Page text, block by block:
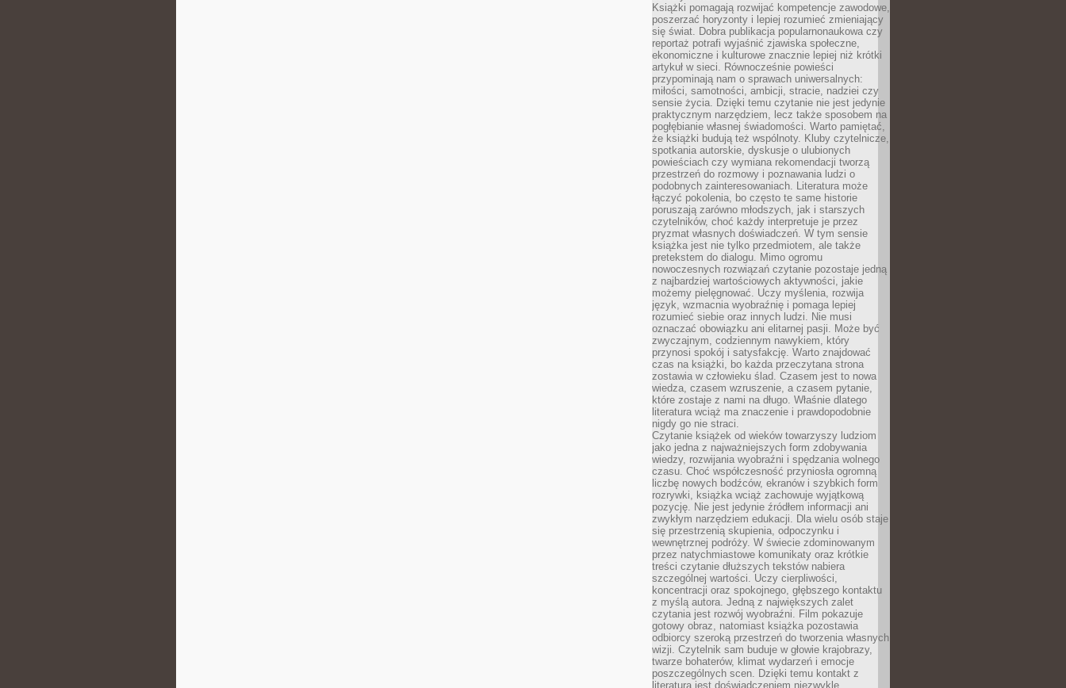
Książki pomagają rozwijać kompetencje zawodowe,
poszerzać horyzonty i lepiej rozumieć zmieniający
się świat. Dobra publikacja popularnonaukowa czy
reportaż potrafi wyjaśnić zjawiska społeczne,
ekonomiczne i kulturowe znacznie lepiej niż krótki
artykuł w sieci. Równocześnie powieści
przypominają nam o sprawach uniwersalnych:
miłości, samotności, ambicji, stracie, nadziei czy
sensie życia. Dzięki temu czytanie nie jest jedynie
praktycznym narzędziem, lecz także sposobem na
pogłębianie własnej świadomości. Warto pamiętać,
że książki budują też wspólnoty. Kluby czytelnicze,
spotkania autorskie, dyskusje o ulubionych
powieściach czy wymiana rekomendacji tworzą
przestrzeń do rozmowy i poznawania ludzi o
podobnych zainteresowaniach. Literatura może
łączyć pokolenia, bo często te same historie
poruszają zarówno młodszych, jak i starszych
czytelników, choć każdy interpretuje je przez
pryzmat własnych doświadczeń. W tym sensie
książka jest nie tylko przedmiotem, ale także
pretekstem do dialogu. Mimo ogromu
nowoczesnych rozwiązań czytanie pozostaje jedną
z najbardziej wartościowych aktywności, jakie
możemy pielęgnować. Uczy myślenia, rozwija
język, wzmacnia wyobraźnię i pomaga lepiej
rozumieć siebie oraz innych ludzi. Nie musi
oznaczać obowiązku ani elitarnej pasji. Może być
zwyczajnym, codziennym nawykiem, który
przynosi spokój i satysfakcję. Warto znajdować
czas na książki, bo każda przeczytana strona
zostawia w człowieku ślad. Czasem jest to nowa
wiedza, czasem wzruszenie, a czasem pytanie,
które zostaje z nami na długo. Właśnie dlatego
literatura wciąż ma znaczenie i prawdopodobnie
nigdy go nie straci.
Czytanie książek od wieków towarzyszy ludziom
jako jedna z najważniejszych form zdobywania
wiedzy, rozwijania wyobraźni i spędzania wolnego
czasu. Choć współczesność przyniosła ogromną
liczbę nowych bodźców, ekranów i szybkich form
rozrywki, książka wciąż zachowuje wyjątkową
pozycję. Nie jest jedynie źródłem informacji ani
zwykłym narzędziem edukacji. Dla wielu osób staje
się przestrzenią skupienia, odpoczynku i
wewnętrznej podróży. W świecie zdominowanym
przez natychmiastowe komunikaty oraz krótkie
treści czytanie dłuższych tekstów nabiera
szczególnej wartości. Uczy cierpliwości,
koncentracji oraz spokojnego, głębszego kontaktu
z myślą autora. Jedną z największych zalet
czytania jest rozwój wyobraźni. Film pokazuje
gotowy obraz, natomiast książka pozostawia
odbiorcy szeroką przestrzeń do tworzenia własnych
wizji. Czytelnik sam buduje w głowie krajobrazy,
twarze bohaterów, klimat wydarzeń i emocje
poszczególnych scen. Dzięki temu kontakt z
literaturą jest doświadczeniem niezwykle